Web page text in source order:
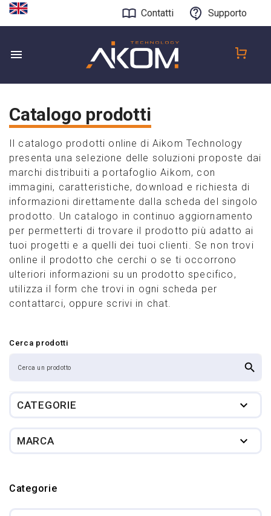
Contatti Supporto
Catalogo prodotti
Il catalogo prodotti online di Aikom Technology
presenta una selezione delle soluzioni proposte dai
marchi distribuiti a portafoglio Aikom, con
immagini, caratteristiche, download e richiesta di
informazioni direttamente dalla scheda del singolo
prodotto. Un catalogo in continuo aggiornamento
per permetterti di trovare il prodotto più adatto ai
tuoi progetti e a quelli dei tuoi clienti. Se non trovi
online il prodotto che cerchi o se ti occorrono
ulteriori informazioni su un prodotto specifico,
utilizza il form che trovi in ogni scheda per
contattarci, oppure scrivi in chat.
Cerca prodotti
search
CATEGORIE 
MARCA 
Categorie